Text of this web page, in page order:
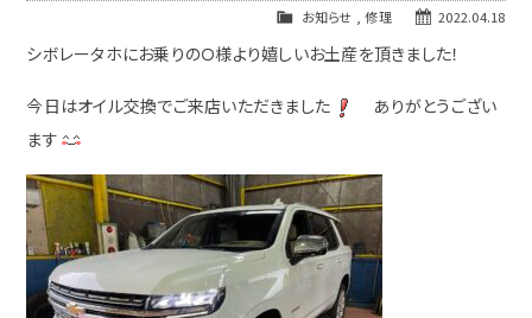
2022.04.18
お知らせ ,修理
シボレータホにお乗りのＯ様より嬉しいお土産を頂きました！
今日はオイル交換でご来店いただきました
ありがとうござい
ます